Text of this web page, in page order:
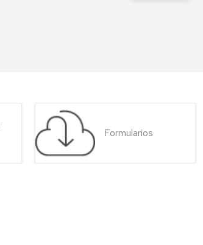
Formularios